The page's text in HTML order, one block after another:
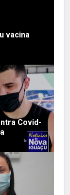
vacina
Covid-